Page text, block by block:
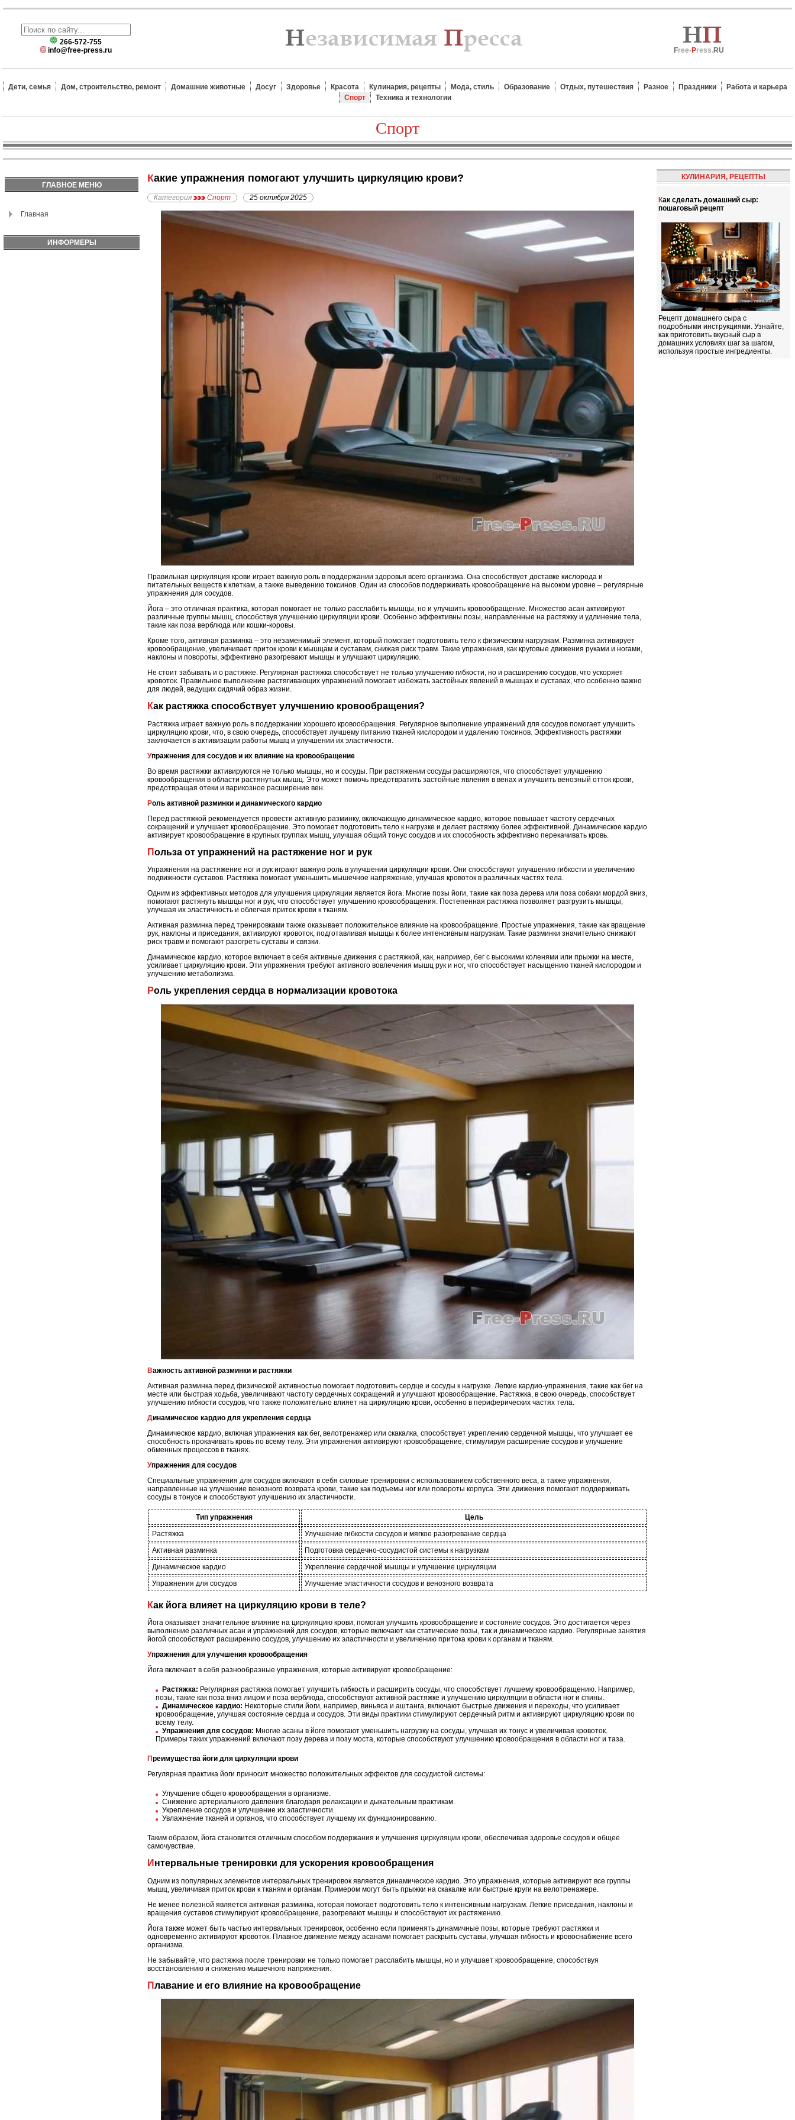
266-572-755
info@free-press.ru
Free-Press.RU
Дети, семья Дом, строительство, ремонт Домашние животные Досуг Здоровье Красота Кулинария, рецепты Мода, стиль Образование Отдых, путешествия Разное Праздники
Работа и карьера
Спорт
Техника и технологии
Спорт
ГЛАВНОЕ МЕНЮ
Главная
ИНФОРМЕРЫ
Какие упражнения помогают улучшить циркуляцию крови?
Категория Спорт 25 октября 2025
Правильная циркуляция крови играет важную роль в поддержании здоровья всего организма. Она способствует доставке кислорода и
питательных веществ к клеткам, а также выведению токсинов. Один из способов поддерживать кровообращение на высоком уровне – регулярные
упражнения для сосудов.
Йога – это отличная практика, которая помогает не только расслабить мышцы, но и улучшить кровообращение. Множество асан активируют
различные группы мышц, способствуя улучшению циркуляции крови. Особенно эффективны позы, направленные на растяжку и удлинение тела,
такие как поза верблюда или кошки-коровы.
Кроме того, активная разминка – это незаменимый элемент, который помогает подготовить тело к физическим нагрузкам. Разминка активирует
кровообращение, увеличивает приток крови к мышцам и суставам, снижая риск травм. Такие упражнения, как круговые движения руками и ногами,
наклоны и повороты, эффективно разогревают мышцы и улучшают циркуляцию.
Не стоит забывать и о растяжке. Регулярная растяжка способствует не только улучшению гибкости, но и расширению сосудов, что ускоряет
кровоток. Правильное выполнение растягивающих упражнений помогает избежать застойных явлений в мышцах и суставах, что особенно важно
для людей, ведущих сидячий образ жизни.
Как растяжка способствует улучшению кровообращения?
Растяжка играет важную роль в поддержании хорошего кровообращения. Регулярное выполнение упражнений для сосудов помогает улучшить
циркуляцию крови, что, в свою очередь, способствует лучшему питанию тканей кислородом и удалению токсинов. Эффективность растяжки
заключается в активизации работы мышц и улучшении их эластичности.
Упражнения для сосудов и их влияние на кровообращение
Во время растяжки активируются не только мышцы, но и сосуды. При растяжении сосуды расширяются, что способствует улучшению
кровообращения в области растянутых мышц. Это может помочь предотвратить застойные явления в венах и улучшить венозный отток крови,
предотвращая отеки и варикозное расширение вен.
Роль активной разминки и динамического кардио
Перед растяжкой рекомендуется провести активную разминку, включающую динамическое кардио, которое повышает частоту сердечных
сокращений и улучшает кровообращение. Это помогает подготовить тело к нагрузке и делает растяжку более эффективной. Динамическое кардио
активирует кровообращение в крупных группах мышц, улучшая общий тонус сосудов и их способность эффективно перекачивать кровь.
Польза от упражнений на растяжение ног и рук
Упражнения на растяжение ног и рук играют важную роль в улучшении циркуляции крови. Они способствуют улучшению гибкости и увеличению
подвижности суставов. Растяжка помогает уменьшить мышечное напряжение, улучшая кровоток в различных частях тела.
Одним из эффективных методов для улучшения циркуляции является йога. Многие позы йоги, такие как поза дерева или поза собаки мордой вниз,
помогают растянуть мышцы ног и рук, что способствует улучшению кровообращения. Постепенная растяжка позволяет разгрузить мышцы,
улучшая их эластичность и облегчая приток крови к тканям.
Активная разминка перед тренировками также оказывает положительное влияние на кровообращение. Простые упражнения, такие как вращение
рук, наклоны и приседания, активируют кровоток, подготавливая мышцы к более интенсивным нагрузкам. Такие разминки значительно снижают
риск травм и помогают разогреть суставы и связки.
Динамическое кардио, которое включает в себя активные движения с растяжкой, как, например, бег с высокими коленями или прыжки на месте,
усиливает циркуляцию крови. Эти упражнения требуют активного вовлечения мышц рук и ног, что способствует насыщению тканей кислородом и
улучшению метаболизма.
Роль укрепления сердца в нормализации кровотока
Важность активной разминки и растяжки
Активная разминка перед физической активностью помогает подготовить сердце и сосуды к нагрузке. Легкие кардио-упражнения, такие как бег на
месте или быстрая ходьба, увеличивают частоту сердечных сокращений и улучшают кровообращение. Растяжка, в свою очередь, способствует
улучшению гибкости сосудов, что также положительно влияет на циркуляцию крови, особенно в периферических частях тела.
Динамическое кардио для укрепления сердца
Динамическое кардио, включая упражнения как бег, велотренажер или скакалка, способствует укреплению сердечной мышцы, что улучшает ее
способность прокачивать кровь по всему телу. Эти упражнения активируют кровообращение, стимулируя расширение сосудов и улучшение
обменных процессов в тканях.
Упражнения для сосудов
Специальные упражнения для сосудов включают в себя силовые тренировки с использованием собственного веса, а также упражнения,
направленные на улучшение венозного возврата крови, такие как подъемы ног или повороты корпуса. Эти движения помогают поддерживать
сосуды в тонусе и способствуют улучшению их эластичности.
Тип упражнения
Цель
Растяжка
Улучшение гибкости сосудов и мягкое разогревание сердца
Активная разминка
Подготовка сердечно-сосудистой системы к нагрузкам
Динамическое кардио
Укрепление сердечной мышцы и улучшение циркуляции
Упражнения для сосудов
Улучшение эластичности сосудов и венозного возврата
Как йога влияет на циркуляцию крови в теле?
Йога оказывает значительное влияние на циркуляцию крови, помогая улучшить кровообращение и состояние сосудов. Это достигается через
выполнение различных асан и упражнений для сосудов, которые включают как статические позы, так и динамическое кардио. Регулярные занятия
йогой способствуют расширению сосудов, улучшению их эластичности и увеличению притока крови к органам и тканям.
Упражнения для улучшения кровообращения
Йога включает в себя разнообразные упражнения, которые активируют кровообращение:
Растяжка: Регулярная растяжка помогает улучшить гибкость и расширить сосуды, что способствует лучшему кровообращению. Например,
позы, такие как поза вниз лицом и поза верблюда, способствуют активной растяжке и улучшению циркуляции в области ног и спины.
Динамическое кардио: Некоторые стили йоги, например, виньяса и аштанга, включают быстрые движения и переходы, что усиливает
кровообращение, улучшая состояние сердца и сосудов. Эти виды практики стимулируют сердечный ритм и активируют циркуляцию крови по
всему телу.
Упражнения для сосудов: Многие асаны в йоге помогают уменьшить нагрузку на сосуды, улучшая их тонус и увеличивая кровоток.
Примеры таких упражнений включают позу дерева и позу моста, которые способствуют улучшению кровообращения в области ног и таза.
Преимущества йоги для циркуляции крови
Регулярная практика йоги приносит множество положительных эффектов для сосудистой системы:
Улучшение общего кровообращения в организме.
Снижение артериального давления благодаря релаксации и дыхательным практикам.
Укрепление сосудов и улучшение их эластичности.
Увлажнение тканей и органов, что способствует лучшему их функционированию.
Таким образом, йога становится отличным способом поддержания и улучшения циркуляции крови, обеспечивая здоровье сосудов и общее
самочувствие.
Интервальные тренировки для ускорения кровообращения
Одним из популярных элементов интервальных тренировок является динамическое кардио. Это упражнения, которые активируют все группы
мышц, увеличивая приток крови к тканям и органам. Примером могут быть прыжки на скакалке или быстрые круги на велотренажере.
Не менее полезной является активная разминка, которая помогает подготовить тело к интенсивным нагрузкам. Легкие приседания, наклоны и
вращения суставов стимулируют кровообращение, разогревают мышцы и способствуют их растяжению.
Йога также может быть частью интервальных тренировок, особенно если применять динамичные позы, которые требуют растяжки и
одновременно активируют кровоток. Плавное движение между асанами помогает раскрыть суставы, улучшая гибкость и кровоснабжение всего
организма.
Не забывайте, что растяжка после тренировки не только помогает расслабить мышцы, но и улучшает кровообращение, способствуя
восстановлению и снижению мышечного напряжения.
Плавание и его влияние на кровообращение
КУЛИНАРИЯ, РЕЦЕПТЫ
Как сделать домашний сыр:
пошаговый рецепт
Рецепт домашнего сыра с
подробными инструкциями. Узнайте,
как приготовить вкусный сыр в
домашних условиях шаг за шагом,
используя простые ингредиенты.